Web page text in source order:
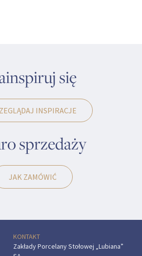
się
INSPIRACJE
sprzedaży
JAK ZAMÓWIĆ
KONTAKT
Zakłady Porcelany Stołowej „Lubiana”